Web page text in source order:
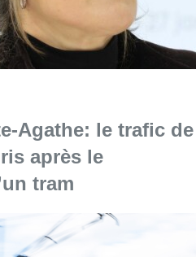
Agathe: le trafic de
après le
tram